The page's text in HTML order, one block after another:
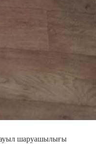
шаруашылығы